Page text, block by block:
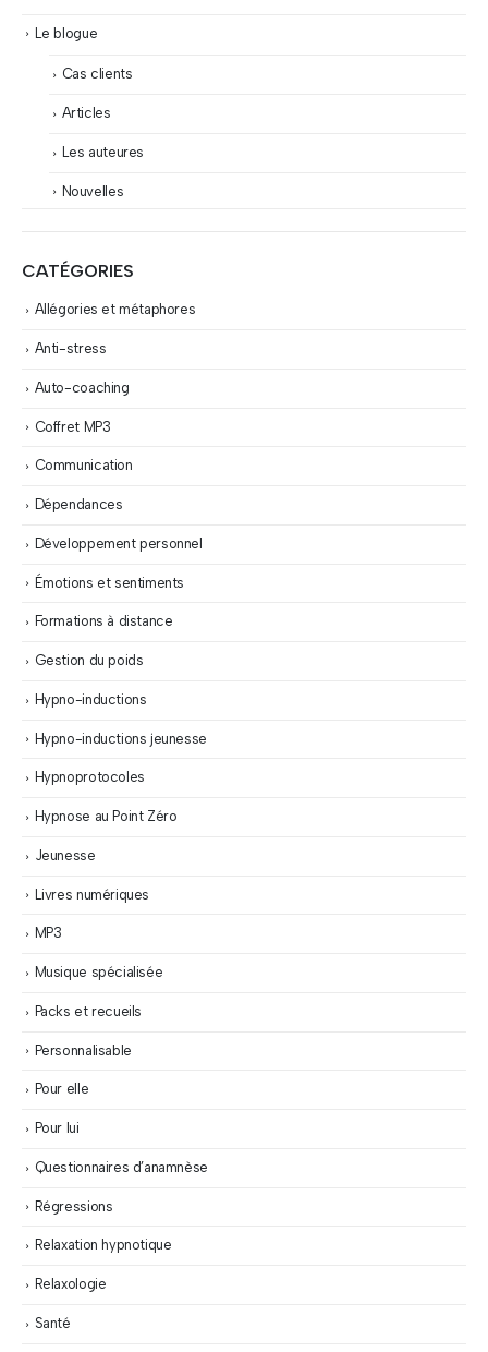
Le blogue
Cas clients
Articles
Les auteures
Nouvelles
CATÉGORIES
Allégories et métaphores
Anti-stress
Auto-coaching
Coffret MP3
Communication
Dépendances
Développement personnel
Émotions et sentiments
Formations à distance
Gestion du poids
Hypno-inductions
Hypno-inductions jeunesse
Hypnoprotocoles
Hypnose au Point Zéro
Jeunesse
Livres numériques
MP3
Musique spécialisée
Packs et recueils
Personnalisable
Pour elle
Pour lui
Questionnaires d’anamnèse
Régressions
Relaxation hypnotique
Relaxologie
Santé